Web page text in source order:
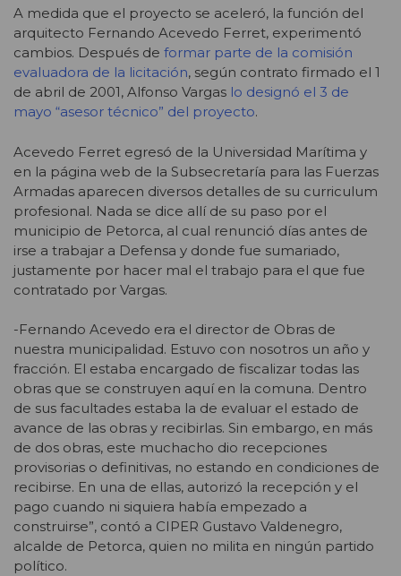
A medida que el proyecto se aceleró, la función del
arquitecto Fernando Acevedo Ferret, experimentó
cambios. Después de formar parte de la comisión
evaluadora de la licitación, según contrato firmado el 1
de abril de 2001, Alfonso Vargas lo designó el 3 de
mayo “asesor técnico” del proyecto.
Acevedo Ferret egresó de la Universidad Marítima y
en la página web de la Subsecretaría para las Fuerzas
Armadas aparecen diversos detalles de su curriculum
profesional. Nada se dice allí de su paso por el
municipio de Petorca, al cual renunció días antes de
irse a trabajar a Defensa y donde fue sumariado,
justamente por hacer mal el trabajo para el que fue
contratado por Vargas.
-Fernando Acevedo era el director de Obras de
nuestra municipalidad. Estuvo con nosotros un año y
fracción. El estaba encargado de fiscalizar todas las
obras que se construyen aquí en la comuna. Dentro
de sus facultades estaba la de evaluar el estado de
avance de las obras y recibirlas. Sin embargo, en más
de dos obras, este muchacho dio recepciones
provisorias o definitivas, no estando en condiciones de
recibirse. En una de ellas, autorizó la recepción y el
pago cuando ni siquiera había empezado a
construirse”, contó a CIPER Gustavo Valdenegro,
alcalde de Petorca, quien no milita en ningún partido
político.